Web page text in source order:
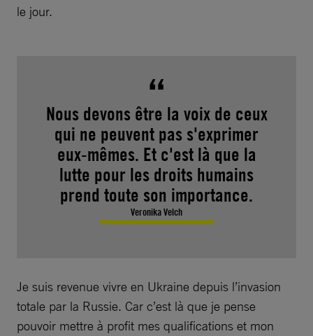
le jour.
Nous devons être la voix de ceux
qui ne peuvent pas s'exprimer
eux-mêmes. Et c'est là que la
lutte pour les droits humains
prend toute son importance.
Veronika Velch
Je suis revenue vivre en Ukraine depuis l’invasion
totale par la Russie. Car c’est là que je pense
pouvoir mettre à profit mes qualifications et mon